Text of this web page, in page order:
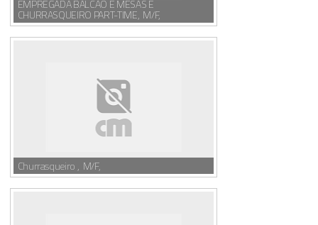
EMPREGADA BALCÃO E MESAS E
CHURRASQUEIRO PART-TIME, M/F,
Churrasqueiro , M/F,